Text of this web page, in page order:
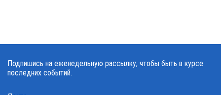
Подпишись на еженедельную рассылку, чтобы быть в курсе
последних событий.